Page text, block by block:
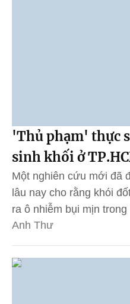
'Thủ phạm' thực
sinh khối ở
Một nghiên cứu mới đã
lâu nay cho rằng khói
ra ô nhiễm bụi mịn
Anh Thư